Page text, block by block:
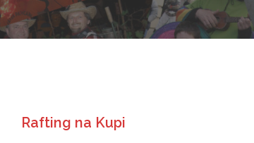
Rafting na Kupi